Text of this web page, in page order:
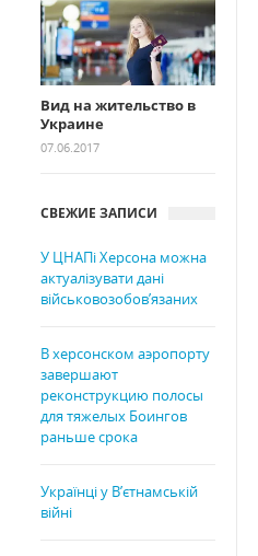
Вид на жительство в
Украине
07.06.2017
СВЕЖИЕ ЗАПИСИ
У ЦНАПі Херсона можна
актуалізувати дані
військовозобов’язаних
В херсонском аэропорту
завершают
реконструкцию полосы
для тяжелых Боингов
раньше срока
Українці у В’єтнамській
війні